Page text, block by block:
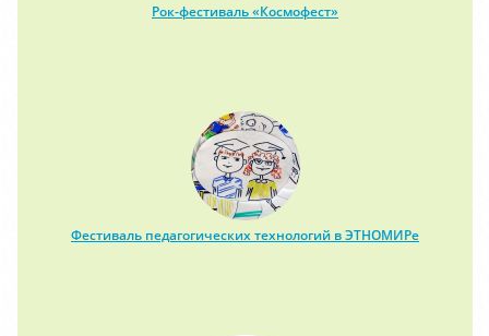
Рок-фестиваль «Космофест»
Фестиваль педагогических технологий в ЭТНОМИРе